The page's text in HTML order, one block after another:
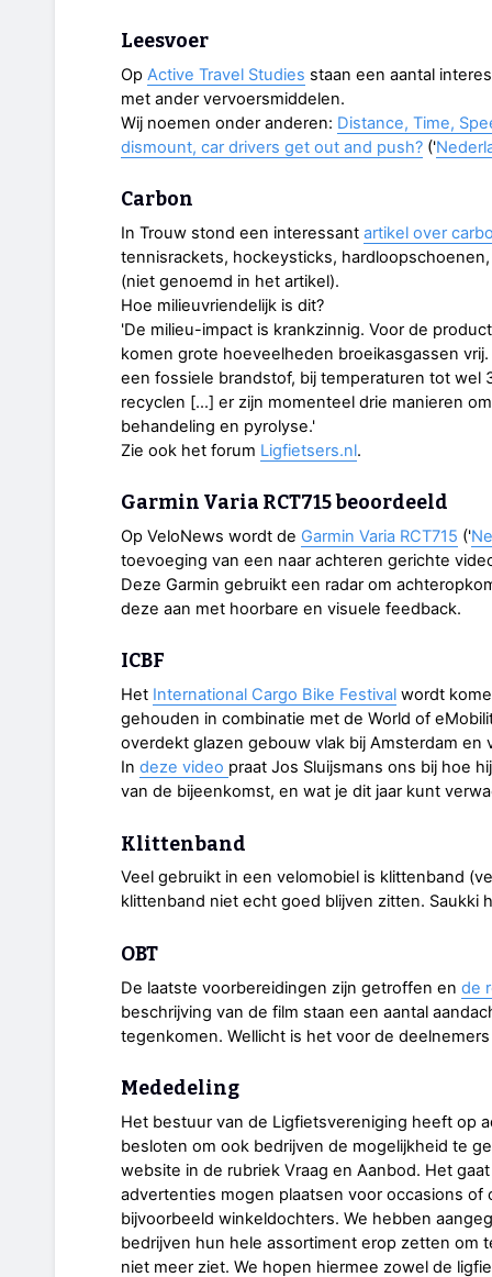
Leesvoer
Op Active Travel Studies staan een aantal
met ander vervoersmiddelen.
Wij noemen onder anderen: Distance, Time,
dismount, car drivers get out and push? ('
Carbon
In Trouw stond een interessant artikel over
tennisrackets, hockeysticks,
(niet genoemd in het artikel).
Hoe milieuvriendelijk is dit?
'De milieu-impact is krankzinnig. Voor de
komen grote hoeveelheden broeikasgassen
een fossiele brandstof, bij temperaturen tot wel
recyclen [...] er zijn momenteel drie manieren
behandeling en pyrolyse.'
Zie ook het forum Ligfietsers.nl.
Garmin Varia RCT715 beoordeeld
Op VeloNews wordt de Garmin Varia RCT715 ('
toevoeging van een naar achteren gerichte
Deze Garmin gebruikt een radar om
deze aan met hoorbare en visuele feedback.
ICBF
Het International Cargo Bike Festival wordt
gehouden in combinatie met de World of
overdekt glazen gebouw vlak bij Amsterdam en
In deze video praat Jos Sluijsmans ons bij hoe
van de bijeenkomst, en wat je dit jaar kunt
Klittenband
Veel gebruikt in een velomobiel is klittenband
klittenband niet echt goed blijven zitten. Saukki
OBT
De laatste voorbereidingen zijn getroffen en de
beschrijving van de film staan een aantal
tegenkomen. Wellicht is het voor de
Mededeling
Het bestuur van de Ligfietsvereniging heeft op
besloten om ook bedrijven de mogelijkheid te
website in de rubriek Vraag en Aanbod. Het
advertenties mogen plaatsen voor occasions
bijvoorbeeld winkeldochters. We hebben
bedrijven hun hele assortiment erop zetten om
niet meer ziet. We hopen hiermee zowel de